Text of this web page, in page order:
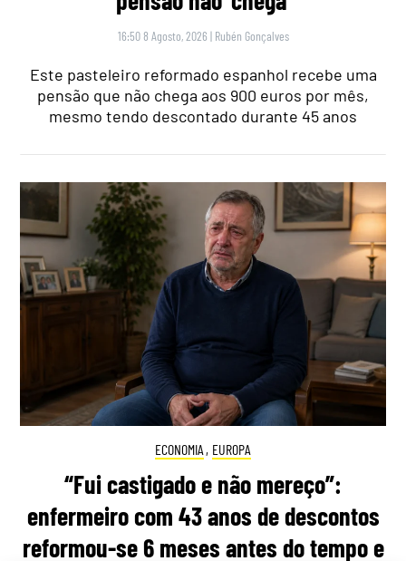
16:50 8 Agosto, 2026 | Rubén Gonçalves
Este pasteleiro reformado espanhol recebe uma
pensão que não chega aos 900 euros por mês,
mesmo tendo descontado durante 45 anos
ECONOMIA , EUROPA
“Fui castigado e não mereço”:
enfermeiro com 43 anos de descontos
reformou-se 6 meses antes do tempo e